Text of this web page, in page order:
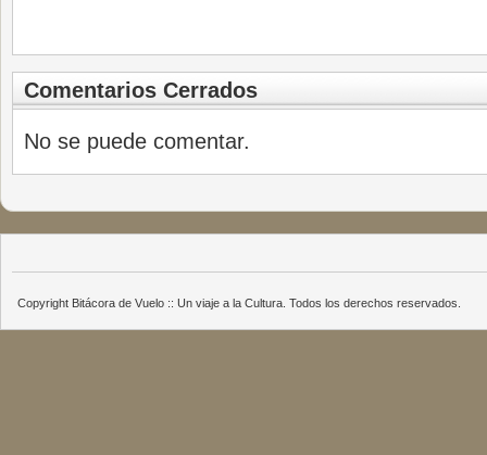
Comentarios Cerrados
No se puede comentar.
Copyright Bitácora de Vuelo :: Un viaje a la Cultura. Todos los derechos reservados.